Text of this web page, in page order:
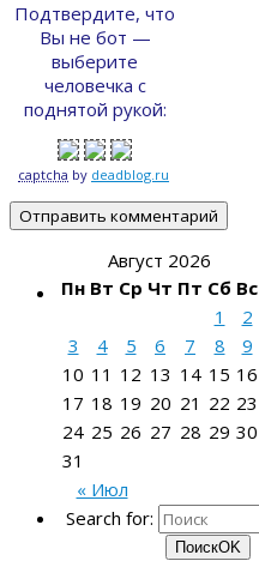
Подтвердите, что
Вы не бот —
выберите
человечка с
поднятой рукой:
captcha by deadblog.ru
Август 2026
Пн Вт Ср Чт Пт Сб Вс
« Июл
1
2
3
4 5 6 7 8
9
10 11 12 13 14 15 16
17 18 19 20 21 22 23
24 25 26 27 28 29 30
31
Search for:
ПоискOK